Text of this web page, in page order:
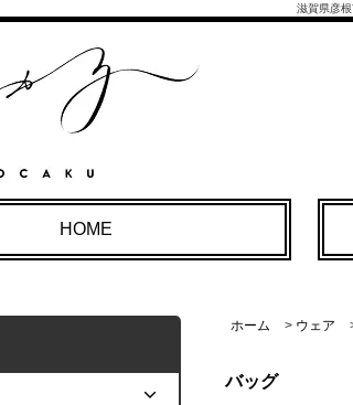
滋賀県彦
HOME
ホーム > ウェア
バッグ